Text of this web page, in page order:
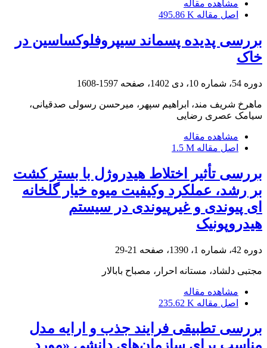
مشاهده مقاله
اصل مقاله 495.86 K
بررسی پدیده پسماند سیپروفلوکساسین در
خاک
دوره 54، شماره 10، دی 1402، صفحه 1597-1608
ماهرخ شریف مند، ابراهیم سپهر، میرحسن رسولی صدقیانی،
سیامک عصری رضایی
مشاهده مقاله
اصل مقاله 1.5 M
بررسی تأثیر اختلاط هیدروژل با بستر کشت
بر رشد، عملکرد وکیفیت میوه خیار گلخانه
ای پیوندی و غیرپیوندی در سیستم
هیدروپونیک
دوره 42، شماره 1، 1390، صفحه 21-29
مجتبی دلشاد، مستانه احرار، مصباح بابالار
مشاهده مقاله
اصل مقاله 235.62 K
بررسی تطبیقی فرایند جذب و ارایه مدل